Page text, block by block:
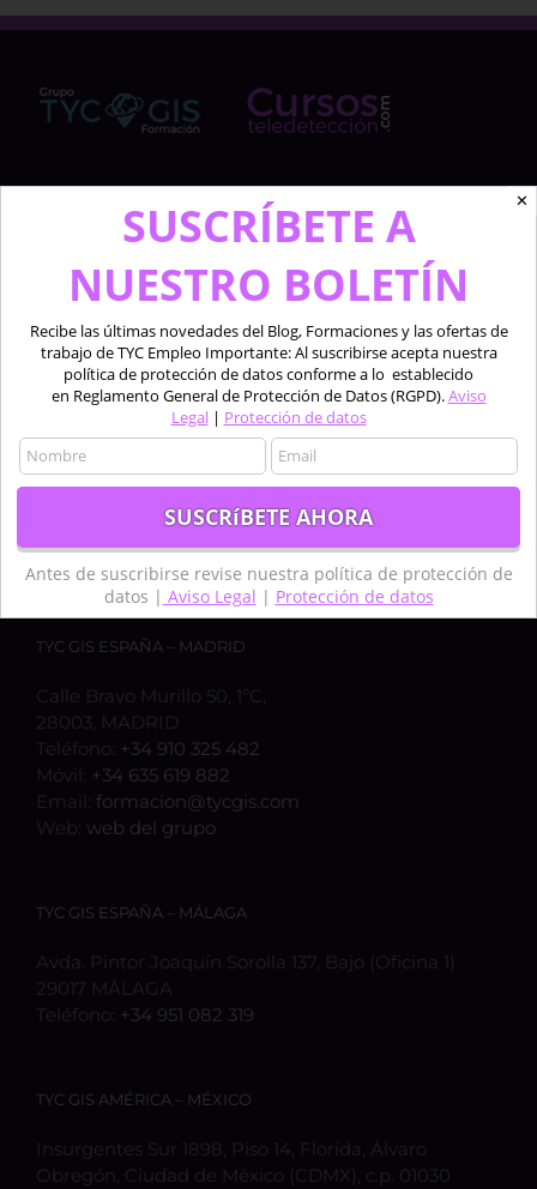
Cursosteledeteccion.com pertenece al Grupo de
TYC GIS Formación, empresa lider en la formación a
profesionales en software técnico especializado de
las áreas de la teledetección, los sistemas de
Profesionales formando a profesionales.
TYC GIS ESPAÑA – MADRID
Calle Bravo Murillo 50, 1ºC,
28003, MADRID
Teléfono: +34 910 325 482
Móvil: +34 635 619 882
Email: formacion@tycgis.com
Web: web del grupo
TYC GIS ESPAÑA – MÁLAGA
Avda. Pintor Joaquín Sorolla 137, Bajo (Oficina 1)
29017 MÁLAGA
Teléfono: +34 951 082 319
TYC GIS AMÉRICA – MÉXICO
Insurgentes Sur 1898, Piso 14, Florida, Álvaro
Obregón, Ciudad de México (CDMX), c.p. 01030
✕
SUSCRÍBETE A
NUESTRO BOLETÍN
Recibe las últimas novedades del Blog, Formaciones y las ofertas de
trabajo de TYC Empleo Importante: Al suscribirse acepta nuestra
política de protección de datos conforme a lo establecido
en Reglamento General de Protección de Datos (RGPD).Aviso
Legal| Protección de datos
Antes de suscribirse revise nuestra política de protección de
datos | Aviso Legal | Protección de datos